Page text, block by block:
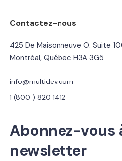
Contactez-nous
425 De Maisonneuve O. Suite
Montréal, Québec H3A 3G5
info@multidev.com
1 (800 ) 820 1412
Abonnez-vous
newsletter